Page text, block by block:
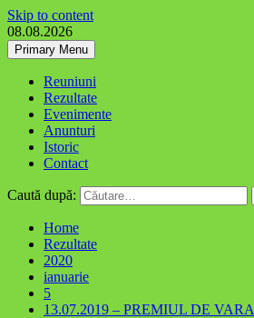
Skip to content
08.08.2026
Primary Menu
Reuniuni
Rezultate
Evenimente
Anunturi
Istoric
Contact
Caută după:
Home
Rezultate
2020
ianuarie
5
13.07.2019 – PREMIUL DE VARA